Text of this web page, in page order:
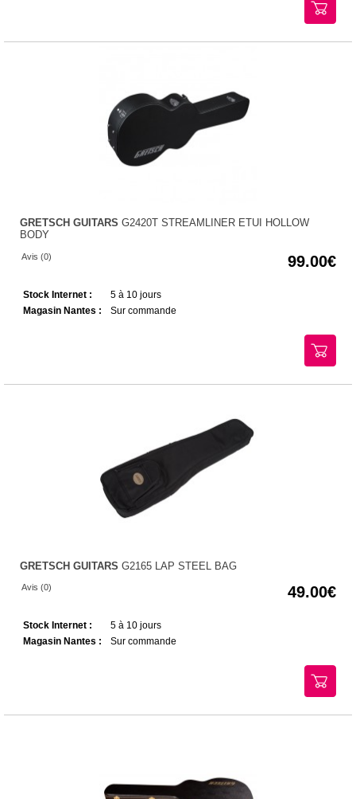
GRETSCH GUITARS G2420T STREAMLINER ETUI HOLLOW
BODY
Avis (0) 99.00
Stock Internet :
5 à 10 jours
Magasin Nantes :
Sur commande
GRETSCH GUITARS G2165 LAP STEEL BAG
Avis (0) 49.00
Stock Internet :
5 à 10 jours
Magasin Nantes :
Sur commande